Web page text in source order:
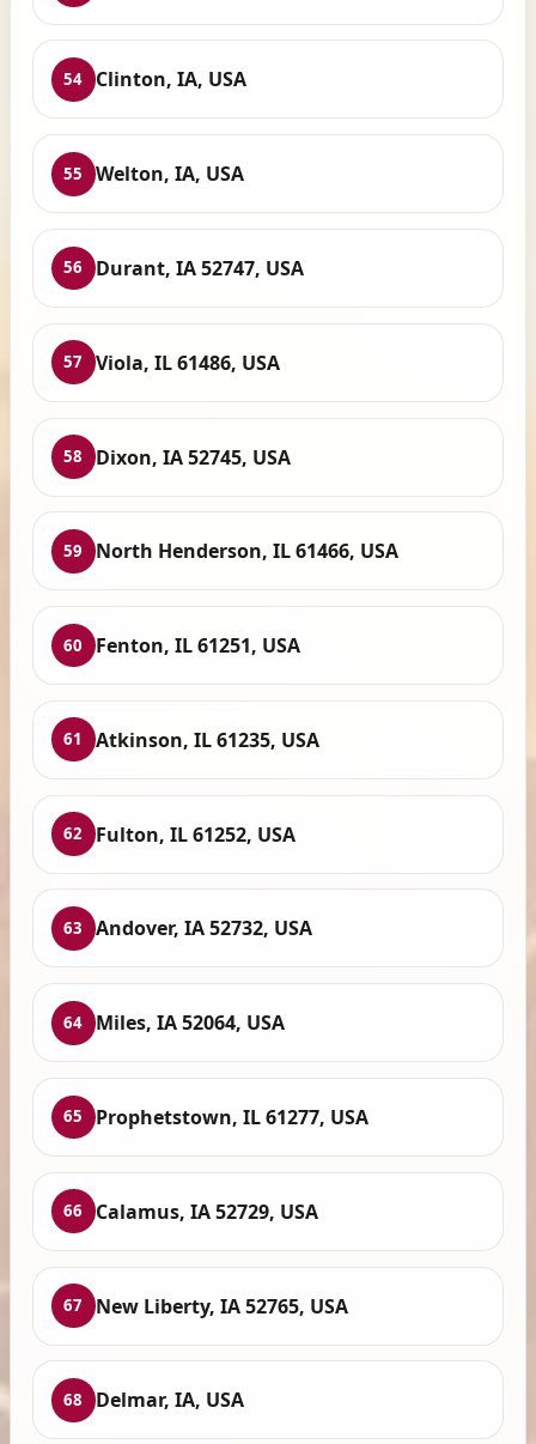
54 Clinton, IA, USA
55 Welton, IA, USA
56 Durant, IA 52747, USA
57 Viola, IL 61486, USA
58 Dixon, IA 52745, USA
59 North Henderson, IL 61466, USA
60 Fenton, IL 61251, USA
61 Atkinson, IL 61235, USA
62 Fulton, IL 61252, USA
63 Andover, IA 52732, USA
64 Miles, IA 52064, USA
65 Prophetstown, IL 61277, USA
66 Calamus, IA 52729, USA
67 New Liberty, IA 52765, USA
68 Delmar, IA, USA